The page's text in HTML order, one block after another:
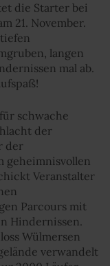
die Starter bei
21. November.
langen
mal ab.
schwache
der
der
geheimnisvollen
Veranstalter
Parcours mit
Hindernissen.
Wülmersen
verwandelt